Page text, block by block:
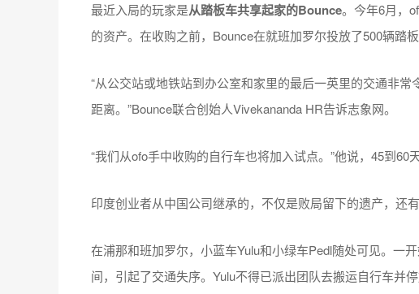
最近入局的玩家是从踏板车共享起家的Bounce。今年6月，
的资产。在收购之前，Bounce在就班加罗尔投放了500辆踏板
“从公交站或地铁站到办公室和家里的最后一英里的交通非
距离。”Bounce联合创始人Vivekananda HR告诉志象网。
“我们从ofo手中收购的自行车也将加入试点。”他说，45到60
印度创业者从中国公司继承的，不仅是败局留下的遗产，还
在浦那和班加罗尔，小蓝车Yulu和小绿车Pedl随处可见。一
间，引起了交通失序。Yulu不得已派出团队去搬运自行车并停